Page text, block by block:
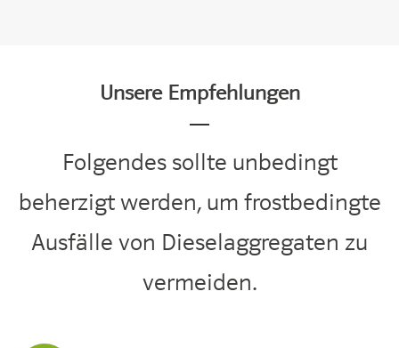
Unsere Empfehlungen
Folgendes sollte unbedingt
beherzigt werden, um frostbedingte
Ausfälle von Dieselaggregaten zu
vermeiden.